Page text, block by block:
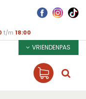
t/m 18:00
VRIENDENPAS